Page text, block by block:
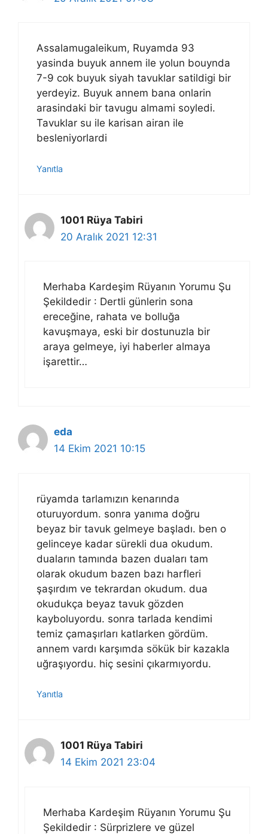
Assalamugaleikum, Ruyamda 93
yasinda buyuk annem ile yolun bouynda
7-9 cok buyuk siyah tavuklar satildigi bir
yerdeyiz. Buyuk annem bana onlarin
arasindaki bir tavugu almami soyledi.
Tavuklar su ile karisan airan ile
besleniyorlardi
Yanıtla
1001 Rüya Tabiri
20 Aralık 2021 12:31
Merhaba Kardeşim Rüyanın Yorumu Şu
Şekildedir : Dertli günlerin sona
ereceğine, rahata ve bolluğa
kavuşmaya, eski bir dostunuzla bir
araya gelmeye, iyi haberler almaya
işarettir…
eda
14 Ekim 2021 10:15
rüyamda tarlamızın kenarında
oturuyordum. sonra yanıma doğru
beyaz bir tavuk gelmeye başladı. ben o
gelinceye kadar sürekli dua okudum.
duaların tamında bazen duaları tam
olarak okudum bazen bazı harfleri
şaşırdım ve tekrardan okudum. dua
okudukça beyaz tavuk gözden
kayboluyordu. sonra tarlada kendimi
temiz çamaşırları katlarken gördüm.
annem vardı karşımda sökük bir kazakla
uğraşıyordu. hiç sesini çıkarmıyordu.
Yanıtla
1001 Rüya Tabiri
14 Ekim 2021 23:04
Merhaba Kardeşim Rüyanın Yorumu Şu
Şekildedir : Sürprizlere ve güzel